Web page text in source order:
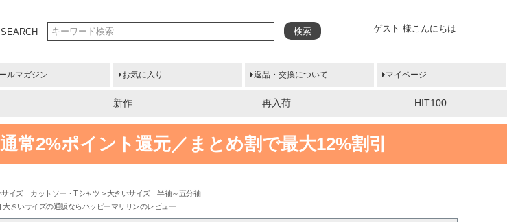
ゲスト 様こんにちは
SEARCH 検索
ルマガジン お気に入り 返品・交換について マイページ
新作 再入荷 HIT100
通常2%ポイント還元／まとめ割で最大12%割引
サイズ カットソー・Tシャツ
大きいサイズ 半袖～五分袖
きいサイズの通販ならハッピーマリリンのレビュー